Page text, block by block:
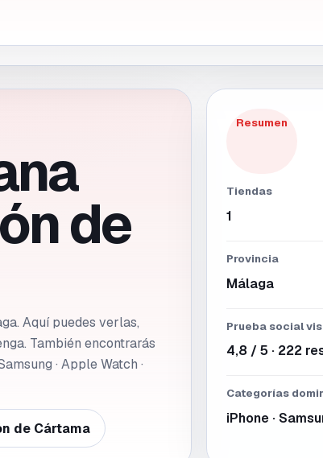
de
Aquí puedes verlas,
También encontrarás
· Apple Watch ·
de Cártama
Resumen
Tiendas
1
Provincia
Málaga
Prueba social
4,8 / 5 · 222
Categorías
iPhone ·